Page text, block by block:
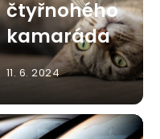
čtyřnohého
kamaráda
11. 6. 2024